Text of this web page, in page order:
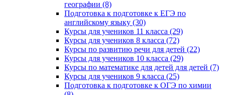
географии (8)
Подготовка к подготовке к ЕГЭ по
английскому языку (30)
Курсы для учеников 11 класса (29)
Курсы для учеников 8 класса (72)
Курсы по развитию речи для детей (22)
Курсы для учеников 10 класса (29)
Курсы по математике для детей для детей (7)
Курсы для учеников 9 класса (25)
Подготовка к подготовке к ОГЭ по химии